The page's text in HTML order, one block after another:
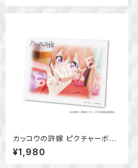
カッコウの許嫁 ピクチャーボー
ド大 (天野エリカ)
¥1,980